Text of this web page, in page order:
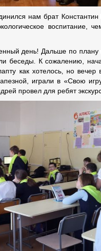
нам брат Константин
воспитание,
день! Дальше по плану
беседы. К сожалению,
как хотелось, но
играли в «Свою
провел для ребят